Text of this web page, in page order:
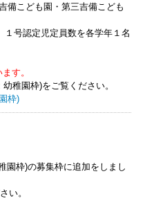
備こども園・第三吉備こども
号認定児定員数を各学年１名
す。
稚園枠)をご覧ください。
枠)
園枠)の募集枠に追加をしまし
い。